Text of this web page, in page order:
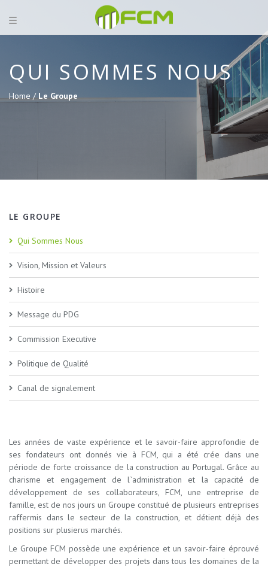
QUI SOMMES NOUS
Home /Le Groupe
LE GROUPE
Qui Sommes Nous
Vision, Mission et Valeurs
Histoire
Message du PDG
Commission Executive
Politique de Qualité
Canal de signalement
Les années de vaste expérience et le savoir-faire approfondie de
ses fondateurs ont donnés vie à FCM, qui a été crée dans une
période de forte croissance de la construction au Portugal. Grâce au
charisme et engagement de l`administration et la capacité de
développement de ses collaborateurs, FCM, une entreprise de
famille, est de nos jours un Groupe constitué de plusieurs entreprises
raffermis dans le secteur de la construction, et détient déjà des
positions sur plusierus marchés.
Le Groupe FCM possède une expérience et un savoir-faire éprouvé
permettant de développer des projets dans tous les domaines de la